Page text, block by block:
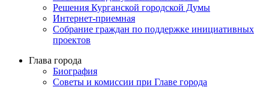
Решения Курганской городской Думы
Интернет-приемная
Собрание граждан по поддержке инициативных
проектов
Глава города
Биография
Советы и комиссии при Главе города